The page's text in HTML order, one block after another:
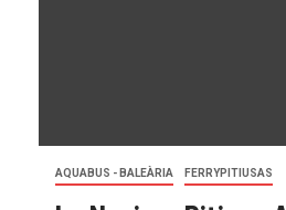
AQUABUS - BALEÀRIA FERRYPITIUSAS